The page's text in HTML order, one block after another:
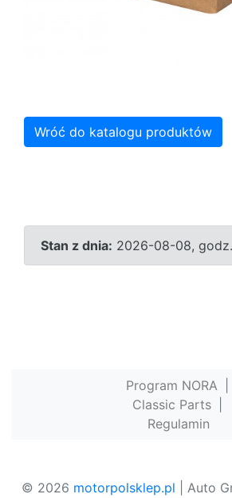
Wróć do katalogu produktów
Stan z dnia: 2026-08-08,
Program NORA
Classic Parts
Regulamin
© 2026 motorpolsklep.pl | Auto